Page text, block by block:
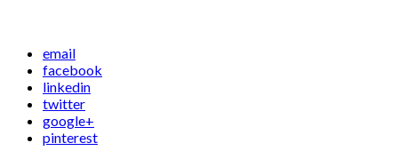
email
facebook
linkedin
twitter
google+
pinterest